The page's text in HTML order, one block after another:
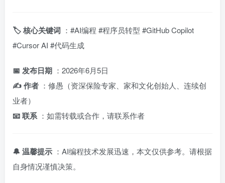
🏷️ 核心关键词 ：#AI编程 #程序员转型 #GitHub Copilot
#Cursor AI #代码生成
📅 发布日期 ：2026年6月5日
✍️ 作者 ：修愚（资深保险专家、家和文化创始人、连续创
业者）
📧 联系 ：如需转载或合作，请联系作者
🔔 温馨提示 ：AI编程技术发展迅速，本文仅供参考。请根据
自身情况谨慎决策。